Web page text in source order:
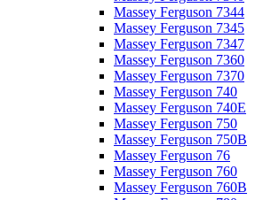
Massey Ferguson 7344
Massey Ferguson 7345
Massey Ferguson 7347
Massey Ferguson 7360
Massey Ferguson 7370
Massey Ferguson 740
Massey Ferguson 740E
Massey Ferguson 750
Massey Ferguson 750B
Massey Ferguson 76
Massey Ferguson 760
Massey Ferguson 760B